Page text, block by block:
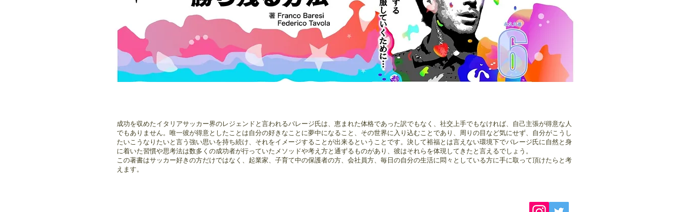
成功を収めたイタリアサッカー界のレジェンドと言われるバレージ氏は、恵まれた体格であった訳でもなく、社交上手でもなければ、自己主張が得意な人
でもありません。唯一彼が得意としたことは自分の好きなことに夢中になること、その世界に入り込むことであり、周りの目など気にせず、自分がこうし
たいこうなりたいと言う強い思いを持ち続け、それをイメージすることが出来るということです。決して裕福とは言えない環境下でバレージ氏に自然と身
に着いた習慣や思考法は数多くの成功者が行っていたメソッドや考え方と通ずるものがあり、彼はそれらを体現してきたと言えるでしょう。
この著書はサッカー好きの方だけではなく、起業家、子育て中の保護者の方、会社員方、毎日の自分の生活に悶々としている方に手に取って頂けたらと考
えます。